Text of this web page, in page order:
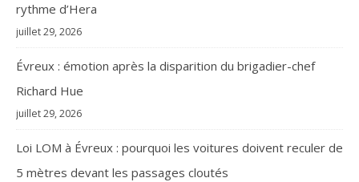
rythme d’Hera
juillet 29, 2026
Évreux : émotion après la disparition du brigadier-chef
Richard Hue
juillet 29, 2026
Loi LOM à Évreux : pourquoi les voitures doivent reculer de
5 mètres devant les passages cloutés